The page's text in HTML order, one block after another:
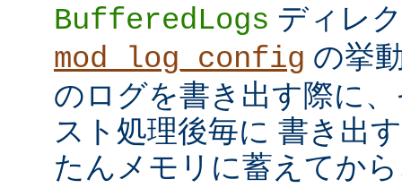
BufferedLogs ディレ
mod_log_config の挙
のログを書き出す際に
スト処理後毎に 書き出
たんメモリに蓄えてか